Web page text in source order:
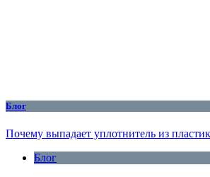
Блог
Почему выпадает уплотнитель из
Блог